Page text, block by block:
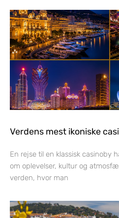
Verdens mest ikoniske
En rejse til en klassisk casinoby
om oplevelser, kultur og
verden, hvor man